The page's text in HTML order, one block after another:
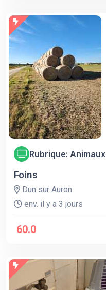
Rubrique: Animaux
Foins
Dun sur Auron
env. il y a 3 jours
60.0